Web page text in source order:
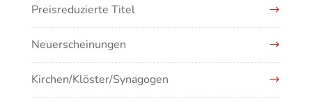
Preisreduzierte Titel
Neuerscheinungen
Kirchen/Klöster/Synagogen